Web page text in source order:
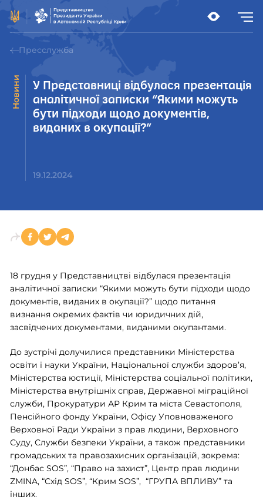
Пресслужба
Новини
У Представниці відбулася презентація
аналітичної записки “Якими можуть
бути підходи щодо документів,
виданих в окупації?”
19.12.2024
18 грудня у Представництві відбулася презентація
аналітичної записки “Якими можуть бути підходи щодо
документів, виданих в окупації?” щодо питання
визнання окремих фактів чи юридичних дій,
засвідчених документами, виданими окупантами.
До зустрічі долучилися представники Міністерства
освіти і науки України, Національної служби здоров’я,
Міністерства юстиції, Міністерства соціальної політики,
Міністерства внутрішніх справ, Державної міграційної
служби, Прокуратури АР Крим та міста Севастополя,
Пенсійного фонду України, Офісу Уповноваженого
Верховної Ради України з прав людини, Верховного
Суду, Служби безпеки України, а також представники
громадських та правозахисних організацій, зокрема:
“Донбас SOS”, “Право на захист”, Центр прав людини
ZMINA, “Схід SOS”, “Крим SOS”, “ГРУПА ВПЛИВУ” та
інших.